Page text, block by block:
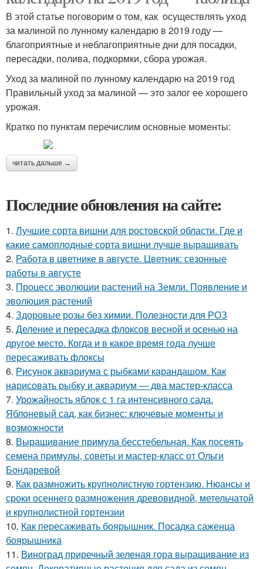
В этой статье поговорим о том, как осуществлять уход
за малиной по лунному календарю в 2019 году —
благоприятные и неблагоприятные дни для посадки,
пересадки, полива, подкормки, сбора урожая.
Уход за малиной по лунному календарю на 2019 год
Правильный уход за малиной — это залог ее хорошего
урожая.
Кратко по пунктам перечислим основные моменты:
читать дальше →
Последние обновления на сайте:
1. Лучшие сорта вишни для ростовской области. Где и
какие самоплодные сорта вишни лучше выращивать
2. Работа в цветнике в августе. Цветник: сезонные
работы в августе
3. Процесс эволюции растений на Земли. Появление и
эволюция растений
4. Здоровые розы без химии. Полезности для РОЗ
5. Деление и пересадка флоксов весной и осенью на
другое место. Когда и в какое время года лучше
пересаживать флоксы
6. Рисунок аквариума с рыбками карандашом. Как
нарисовать рыбку и аквариум — два мастер-класса
7. Урожайность яблок с 1 га интенсивного сада.
Яблоневый сад, как бизнес: ключевые моменты и
возможности
8. Выращивание примула бесстебельная. Как посеять
семена примулы, советы и мастер-класс от Ольги
Бондаревой
9. Как размножить крупнолистную гортензию. Нюансы и
сроки осеннего размножения древовидной, метельчатой
и крупнолистной гортензии
10. Как пересаживать боярышник. Посадка саженца
боярышника
11. Виноград приречный зеленая гора выращивание из